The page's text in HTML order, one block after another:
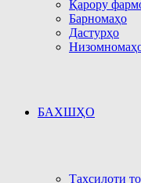
Қарору
Барномаҳо
Дастурҳо
БАХШҲО
Таҳсилоти